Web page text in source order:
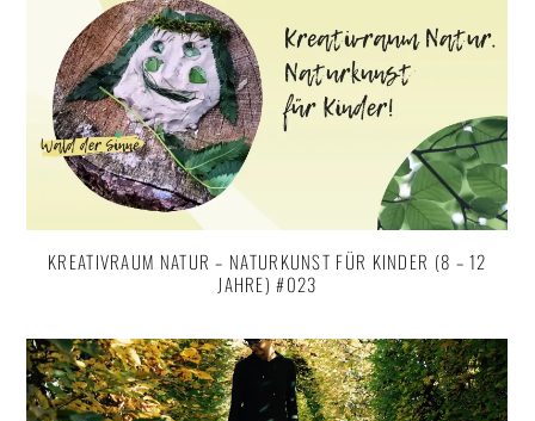
KREATIVRAUM NATUR – NATURKUNST FÜR KINDER (8 – 12
JAHRE) #023